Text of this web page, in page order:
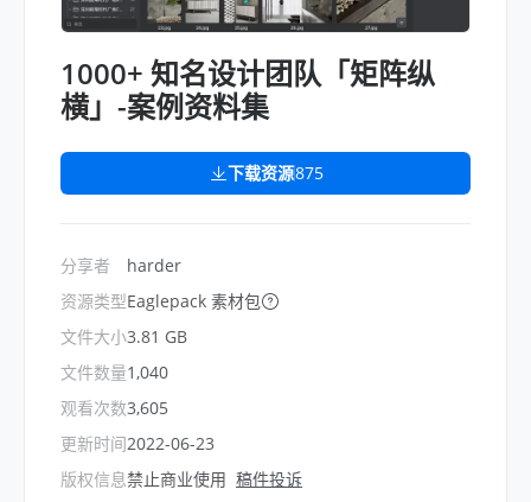
1000+ 知名设计团队「矩阵纵
横」-案例资料集
下载资源875
分享者
资源类型
文件大小
文件数量
观看次数
更新时间
版权信息
harder
Eaglepack 素材包
3.81 GB
1,040
3,605
2022-06-23
禁止商业使用 稿件投诉